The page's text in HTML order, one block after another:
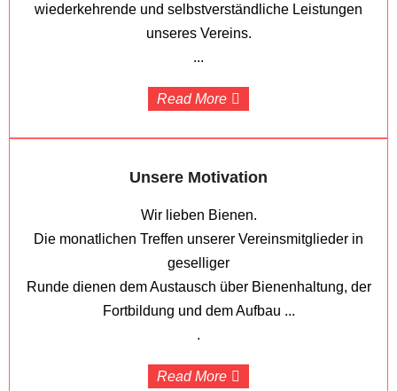
wiederkehrende und selbstverständliche Leistungen
unseres Vereins.
...
Read More
Unsere Motivation
Wir lieben Bienen.
Die monatlichen Treffen unserer Vereinsmitglieder in
geselliger
Runde dienen dem Austausch über Bienenhaltung, der
Fortbildung und dem Aufbau ...
.
Read More